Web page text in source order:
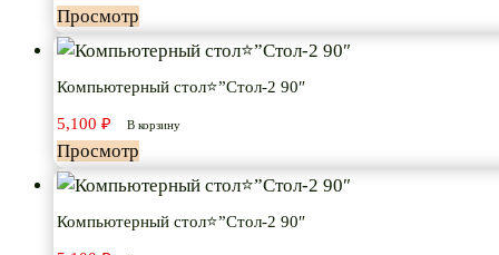
Просмотр
Компьютерный стол⭐”Стол-2 90″
5,100 ₽ В корзину
Просмотр
Компьютерный стол⭐”Стол-2 90″